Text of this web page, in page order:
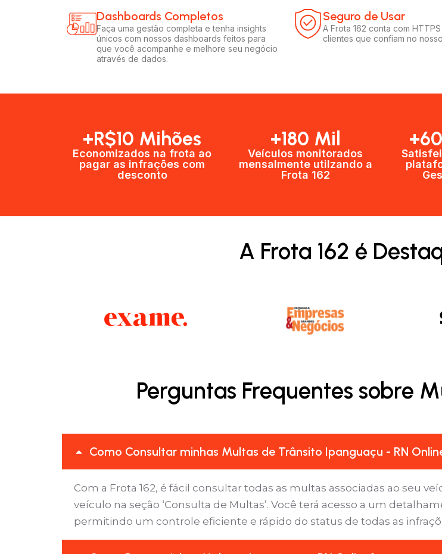
Dashboards Completos​​
Faça uma gestão completa e tenha insights
únicos com nossos dashboards feitos para
que você acompanhe e melhore seu negócio
através de dados.
Seguro de Usar​
A Frota 162 conta com
clientes que confiam no
+R$10 Mihões
Economizados na frota ao
pagar as infrações com
desconto
+180 Mil
Veículos monitorados
mensalmente utilzando a
Frota 162
A Frota 162 é
Perguntas Frequentes sobre
Como Consultar minhas Multas de Trânsito Ipanguaçu - RN
Com a Frota 162, é fácil consultar todas as multas associadas ao seu
veículo na seção ‘Consulta de Multas’. Você terá acesso a um
permitindo um controle eficiente e rápido do status de todas as